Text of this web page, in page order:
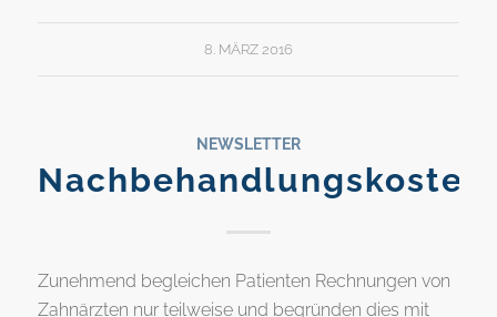
8. MÄRZ 2016
NEWSLETTER
Nachbehandlungskosten
Zunehmend begleichen Patienten Rechnungen von
Zahnärzten nur teilweise und begründen dies mit